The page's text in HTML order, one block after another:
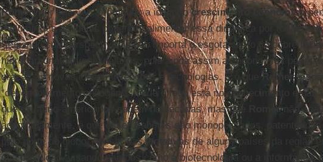
Romer, por sua vez, promoveu a ideia docrescimento econômico
assumir que as ideias poderiam alimentar essa dinâmica por toda a
Seguindo sua perspectiva, já não importa o esgotamento do cobre
hidrocarbonetos venezuelanos, pois ainda assim as economias
graças às novas ideias, invenções e tecnologias. É o queRomer
“desenvolvimento endógeno”, onde o foco está no conhecimento e nas
que os latino-americanos sabem há décadas, mas que
Romernão
adequadamente, é que esses saberes são monopolizados,
pelo norte do globo. Apesar das tentativas de alguns países da região
sua produção, visando campos como a biotecnologia ou a informática,